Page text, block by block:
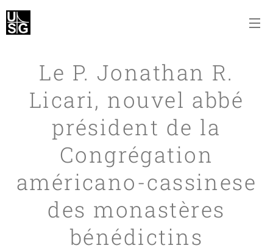
Le P. Jonathan R.
Licari, nouvel abbé
président de la
Congrégation
américano-cassinese
des monastères
bénédictins